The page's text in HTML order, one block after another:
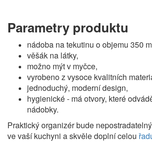
Parametry produktu
nádoba na tekutinu o objemu 350
věšák na látky,
možno mýt v myčce,
vyrobeno z vysoce kvalitních
jednoduchý, moderní design,
hygienické - má otvory, které
nádobky.
Praktický organizér bude
ve vaší kuchyni a skvěle doplní celou